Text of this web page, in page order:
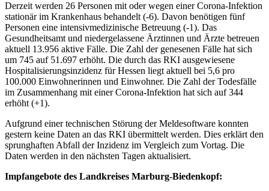
Derzeit werden 26 Personen mit oder wegen einer Corona-Infektion
stationär im Krankenhaus behandelt (-6). Davon benötigen fünf
Personen eine intensivmedizinische Betreuung (-1). Das
Gesundheitsamt und niedergelassene Ärztinnen und Ärzte betreuen
aktuell 13.956 aktive Fälle. Die Zahl der genesenen Fälle hat sich
um 745 auf 51.697 erhöht. Die durch das RKI ausgewiesene
Hospitalisierungsinzidenz für Hessen liegt aktuell bei 5,6 pro
100.000 Einwohnerinnen und Einwohner. Die Zahl der Todesfälle
im Zusammenhang mit einer Corona-Infektion hat sich auf 344
erhöht (+1).
Aufgrund einer technischen Störung der Meldesoftware konnten
gestern keine Daten an das RKI übermittelt werden. Dies erklärt den
sprunghaften Abfall der Inzidenz im Vergleich zum Vortag. Die
Daten werden in den nächsten Tagen aktualisiert.
Impfangebote des Landkreises Marburg-Biedenkopf: